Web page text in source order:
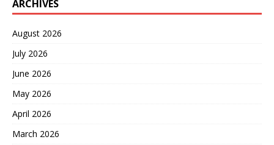
ARCHIVES
August 2026
July 2026
June 2026
May 2026
April 2026
March 2026